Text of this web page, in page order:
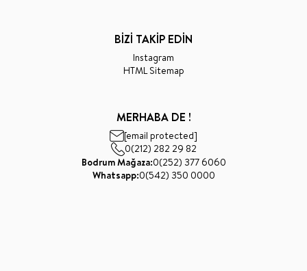
BİZİ TAKİP EDİN
Instagram
HTML Sitemap
MERHABA DE !
[email protected]
0(212) 282 29 82
Bodrum Mağaza:0(252) 377 6060
Whatsapp:0(542) 350 0000